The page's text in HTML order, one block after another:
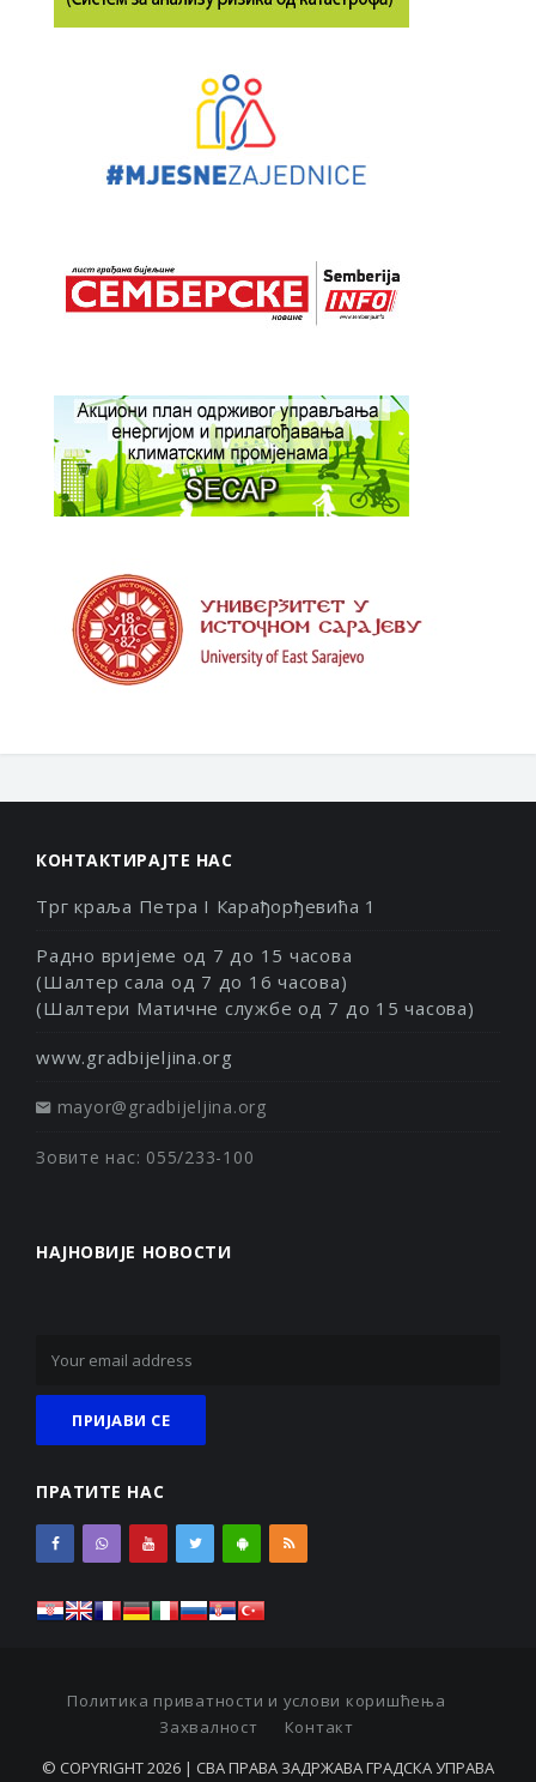
КОНТАКТИРАЈТЕ НАС
Трг краља Петра I Карађорђевића 1
Радно вријеме од 7 до 15 часова
(Шалтер сала од 7 до 16 часова)
(Шалтери Матичне службе од 7 до 15 часова)
www.gradbijeljina.org
mayor@gradbijeljina.org
Зовите нас: 055/233-100
НАЈНОВИЈЕ НОВОСТИ
ПРАТИТЕ НАС
Политика приватности и услови коришћења
Захвалност
Контакт
© COPYRIGHT 2026 | СВА ПРАВА ЗАДРЖАВА ГРАДСКА УПРАВА